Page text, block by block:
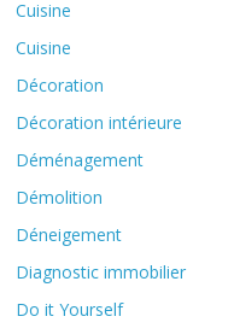
Cuisine
Cuisine
Décoration
Décoration intérieure
Déménagement
Démolition
Déneigement
Diagnostic immobilier
Do it Yourself